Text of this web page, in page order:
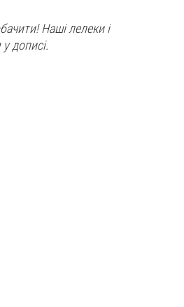
Наші лелеки і
дописі.